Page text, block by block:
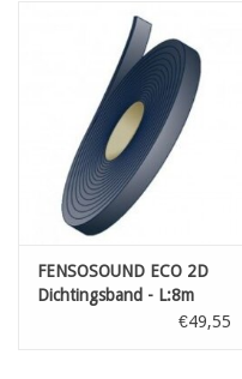
FENSOSOUND ECO 2D
Dichtingsband - L:8m
€49,55